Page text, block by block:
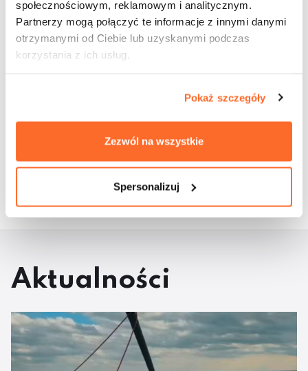
społecznościowym, reklamowym i analitycznym.
Partnerzy mogą połączyć te informacje z innymi danymi
otrzymanymi od Ciebie lub uzyskanymi podczas
korzystania z ich usług.
Pokaż szczegóły
Zezwól na wszystkie
Spersonalizuj
Udostępnij wpis:
TwitterLinkedInPinterestEmail
Aktualności